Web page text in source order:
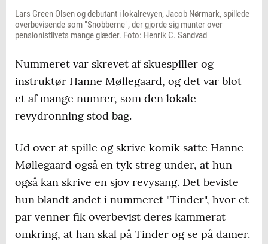
Lars Green Olsen og debutant i lokalrevyen, Jacob Nørmark, spillede
overbevisende som "Snobberne", der gjorde sig munter over
pensionistlivets mange glæder. Foto: Henrik C. Sandvad
Nummeret var skrevet af skuespiller og
instruktør Hanne Møllegaard, og det var blot
et af mange numrer, som den lokale
revydronning stod bag.
Ud over at spille og skrive komik satte Hanne
Møllegaard også en tyk streg under, at hun
også kan skrive en sjov revysang. Det beviste
hun blandt andet i nummeret "Tinder", hvor et
par venner fik overbevist deres kammerat
omkring, at han skal på Tinder og se på damer.